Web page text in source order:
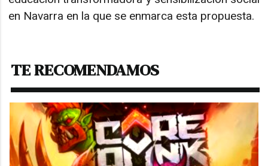
en Navarra en la que se enmarca esta propuesta.
TE RECOMENDAMOS